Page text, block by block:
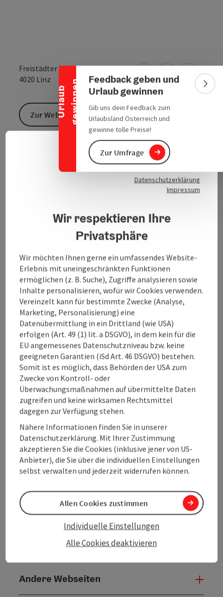
U
r
l
a
u
b
g
e
w
i
n
n
e n
Banner einklappen
Feedback geben und
Urlaub gewinnen
Gib uns dein Feedback zum
Urlaubsland Österreich und
gewinne tolle Preise!
Zur Umfrage
Freistädter Straße 143
4020 Linz Anreise mit
in Google
in
Öffnungszeiten
Anreise/Lage
Preise
Barrierefreiheit
Zur Website
Beitrag merken
zum Merkzettel
PDF erstellen
Beitrag drucken
powered byTOURDATA Änderung vorschlagen
Andere Webseiten
Datenschutzerklärung
Impressum
Wir respektieren Ihre
Privatsphäre
Wir möchten Ihnen gerne ein umfassendes Website-
Erlebnis mit uneingeschränkten Funktionen
ermöglichen (z. B. Suche), Zugriffe analysieren sowie
Inhalte personalisieren, wofür wir Cookies verwenden.
Vereinzelt kann für bestimmte Zwecke (Analyse,
Marketing, Personalisierung) eine
Datenübermittlung in ein Drittland (wie USA)
erfolgen (Art. 49 (1) lit. a DSGVO), in dem kein für die
EU angemessenes Datenschutzniveau bzw. keine
geeigneten Garantien (iSd Art. 46 DSGVO) bestehen.
Somit ist es möglich, dass Behörden der USA zum
Zwecke von Kontroll- oder
Überwachungsmaßnahmen auf übermittelte Daten
zugreifen und keine wirksamen Rechtsmittel
dagegen zur Verfügung stehen.
Nähere Informationen finden Sie in unserer
Datenschutzerklärung. Mit Ihrer Zustimmung
akzeptieren Sie die Cookies (inklusive jener von US-
Anbieter), die Sie über die individuellen Einstellungen
selbst verwalten und jederzeit widerrufen können.
Alle Cookies deaktivieren
Individuelle Einstellungen
Allen Cookies zustimmen